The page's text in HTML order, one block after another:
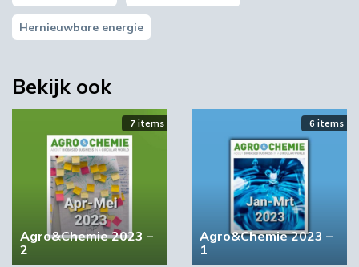
YPACK project gestart in Spanje
‘Grote groeikansen Europese markt voor biobased
producten’
Hernieuwbare energie
Bekijk ook
7 items
Agro&Chemie 2023 –
2
6 items
Agro&Chemie 2023 –
1